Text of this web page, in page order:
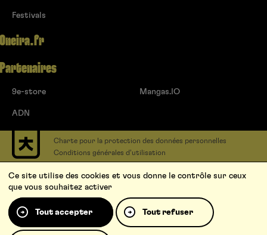
Festivals
Oneira.fr
Partenaires
9e-store
ADN
Mangas.IO
Charte pour la protection des données personnelles
Conditions générales d’utilisation
Contact
Soumettre un projet
Proposer une série
Qui sommes-nous ?
Ce site utilise des cookies et vous donne le contrôle sur ceux
que vous souhaitez activer
Tout accepter Tout refuser